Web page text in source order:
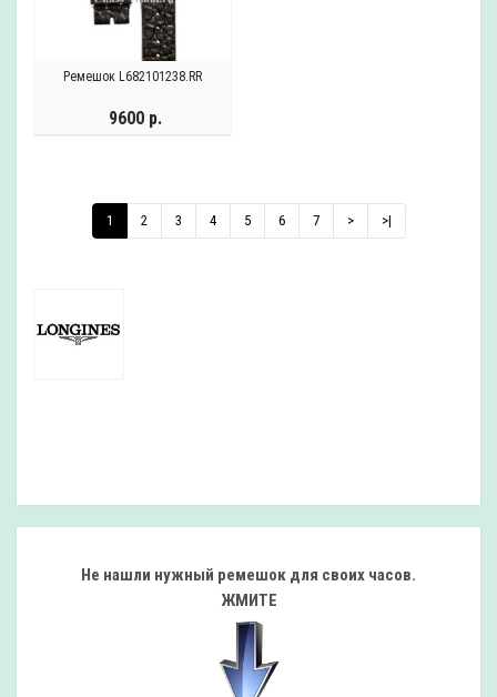
Ремешок L682101238.RR
9600 р.
1 2 3 4 5 6 7 > >|
Не нашли нужный ремешок для своих часов.
ЖМИТЕ